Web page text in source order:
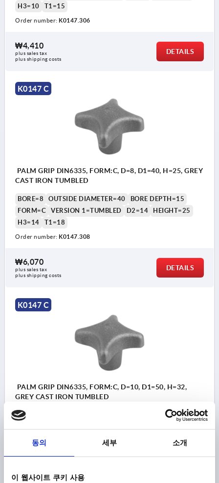
동의 세부 소개
이 웹사이트 쿠키 사용
H3=10
T1=15
Order number: K0147.306
₩4,410
plus sales tax
plus shipping costs
DETAILS
K0147 C
PALM GRIP DIN6335, FORM:C, D=8, D1=40, H=25, GREY
CAST IRON TUMBLED
BORE=8 OUTSIDE DIAMETER=40
BORE DEPTH=15
FORM=C
VERSION 1=TUMBLED D2=14
HEIGHT=25
H3=14
T1=18
Order number: K0147.308
₩6,070
plus sales tax
plus shipping costs
DETAILS
K0147 C
PALM GRIP DIN6335, FORM:C, D=10, D1=50, H=32,
GREY CAST IRON TUMBLED
BORE=10
BORE DEPTH=18
H3=20
T1=21
₩7,970